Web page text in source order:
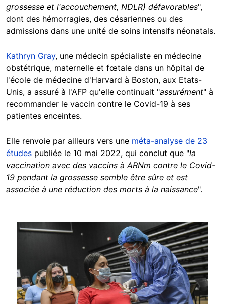
grossesse et l'accouchement, NDLR) défavorables",
dont des hémorragies, des césariennes ou des
admissions dans une unité de soins intensifs néonatals.
Kathryn Gray, une médecin spécialiste en médecine
obstétrique, maternelle et fœtale dans un hôpital de
l'école de médecine d'Harvard à Boston, aux Etats-
Unis, a assuré à l'AFP qu'elle continuait "assurément" à
recommander le vaccin contre le Covid-19 à ses
patientes enceintes.
Elle renvoie par ailleurs vers une méta-analyse de 23
études publiée le 10 mai 2022, qui conclut que "la
vaccination avec des vaccins à ARNm contre le Covid-
19 pendant la grossesse semble être sûre et est
associée à une réduction des morts à la naissance".
Image